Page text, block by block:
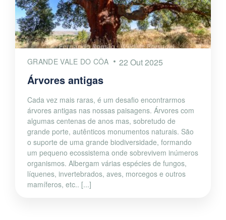
GRANDE VALE DO CÔA 22 Out 2025
Árvores antigas
Cada vez mais raras, é um desafio encontrarmos
árvores antigas nas nossas paisagens. Árvores com
algumas centenas de anos mas, sobretudo de
grande porte, autênticos monumentos naturais. São
o suporte de uma grande biodiversidade, formando
um pequeno ecossistema onde sobrevivem inúmeros
organismos. Albergam várias espécies de fungos,
líquenes, invertebrados, aves, morcegos e outros
mamíferos, etc.. [...]